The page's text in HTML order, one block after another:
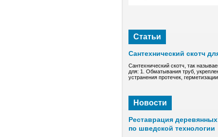
Статьи
Сантехнический скотч
Сантехнический скотч, так
для: 1. Обматывания труб,
устранения протечек,
Новости
Реставрация
по шведской технологии